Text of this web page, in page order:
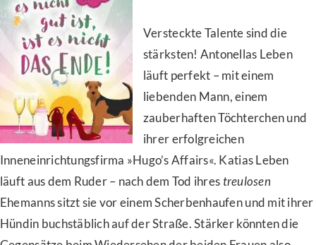
Versteckte Talente sind die
stärksten! Antonellas Leben
läuft perfekt – mit einem
liebenden Mann, einem
zauberhaften Töchterchen und
ihrer erfolgreichen
Inneneinrichtungsfirma »Hugo’s Affairs«. Katias Leben
läuft aus dem Ruder – nach dem Tod ihrestreulosen
Ehemanns sitzt sie vor einem Scherbenhaufen und mit ihrer
Hündin buchstäblich auf der Straße. Stärker könnten die